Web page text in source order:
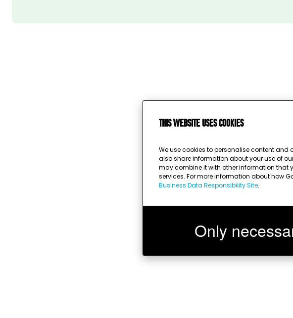
This website uses cookies
We use cookies to personalise content
also share information about your use of
may combine it with other information that
services. For more information about how
Business Data Responsibility Site.
Only